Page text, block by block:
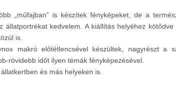
„műfajban” is készítek fényképeket, de a
kedvelem. A kiállítás helyéhez
is.
makró előtétlencsével készültek, nagyrészt a
rövidebb időt ilyen témák fényképezésével.
és más helyeken is.